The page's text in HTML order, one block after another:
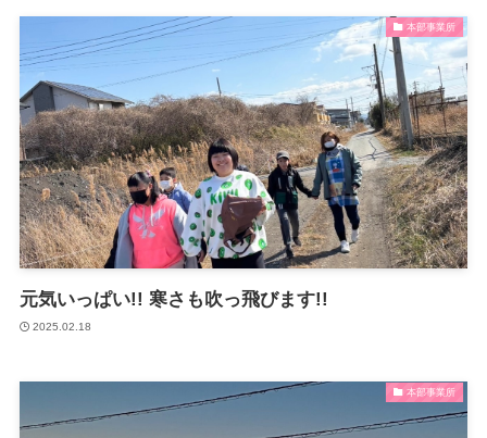
本部事業所
元気いっぱい!! 寒さも吹っ飛びます!!
2025.02.18
本部事業所
沼津障害者自立支援協議会